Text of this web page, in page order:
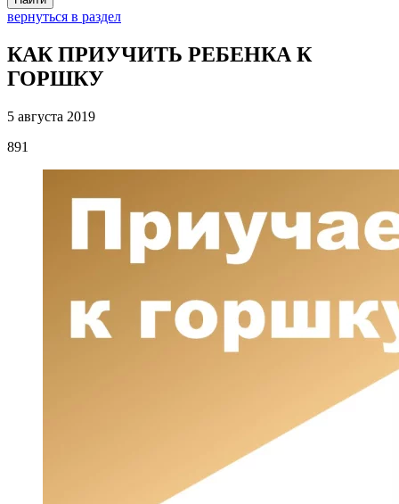
вернуться в раздел
КАК ПРИУЧИТЬ РЕБЕНКА К
ГОРШКУ
5 августа 2019
891